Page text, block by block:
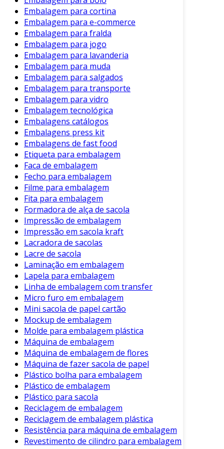
Embalagem para cortina
Embalagem para e-commerce
Embalagem para fralda
Embalagem para jogo
Embalagem para lavanderia
Embalagem para muda
Embalagem para salgados
Embalagem para transporte
Embalagem para vidro
Embalagem tecnológica
Embalagens catálogos
Embalagens press kit
Embalagens de fast food
Etiqueta para embalagem
Faca de embalagem
Fecho para embalagem
Filme para embalagem
Fita para embalagem
Formadora de alça de sacola
Impressão de embalagem
Impressão em sacola kraft
Lacradora de sacolas
Lacre de sacola
Laminação em embalagem
Lapela para embalagem
Linha de embalagem com transfer
Micro furo em embalagem
Mini sacola de papel cartão
Mockup de embalagem
Molde para embalagem plástica
Máquina de embalagem
Máquina de embalagem de flores
Máquina de fazer sacola de papel
Plástico bolha para embalagem
Plástico de embalagem
Plástico para sacola
Reciclagem de embalagem
Reciclagem de embalagem plástica
Resistência para máquina de embalagem
Revestimento de cilindro para embalagem